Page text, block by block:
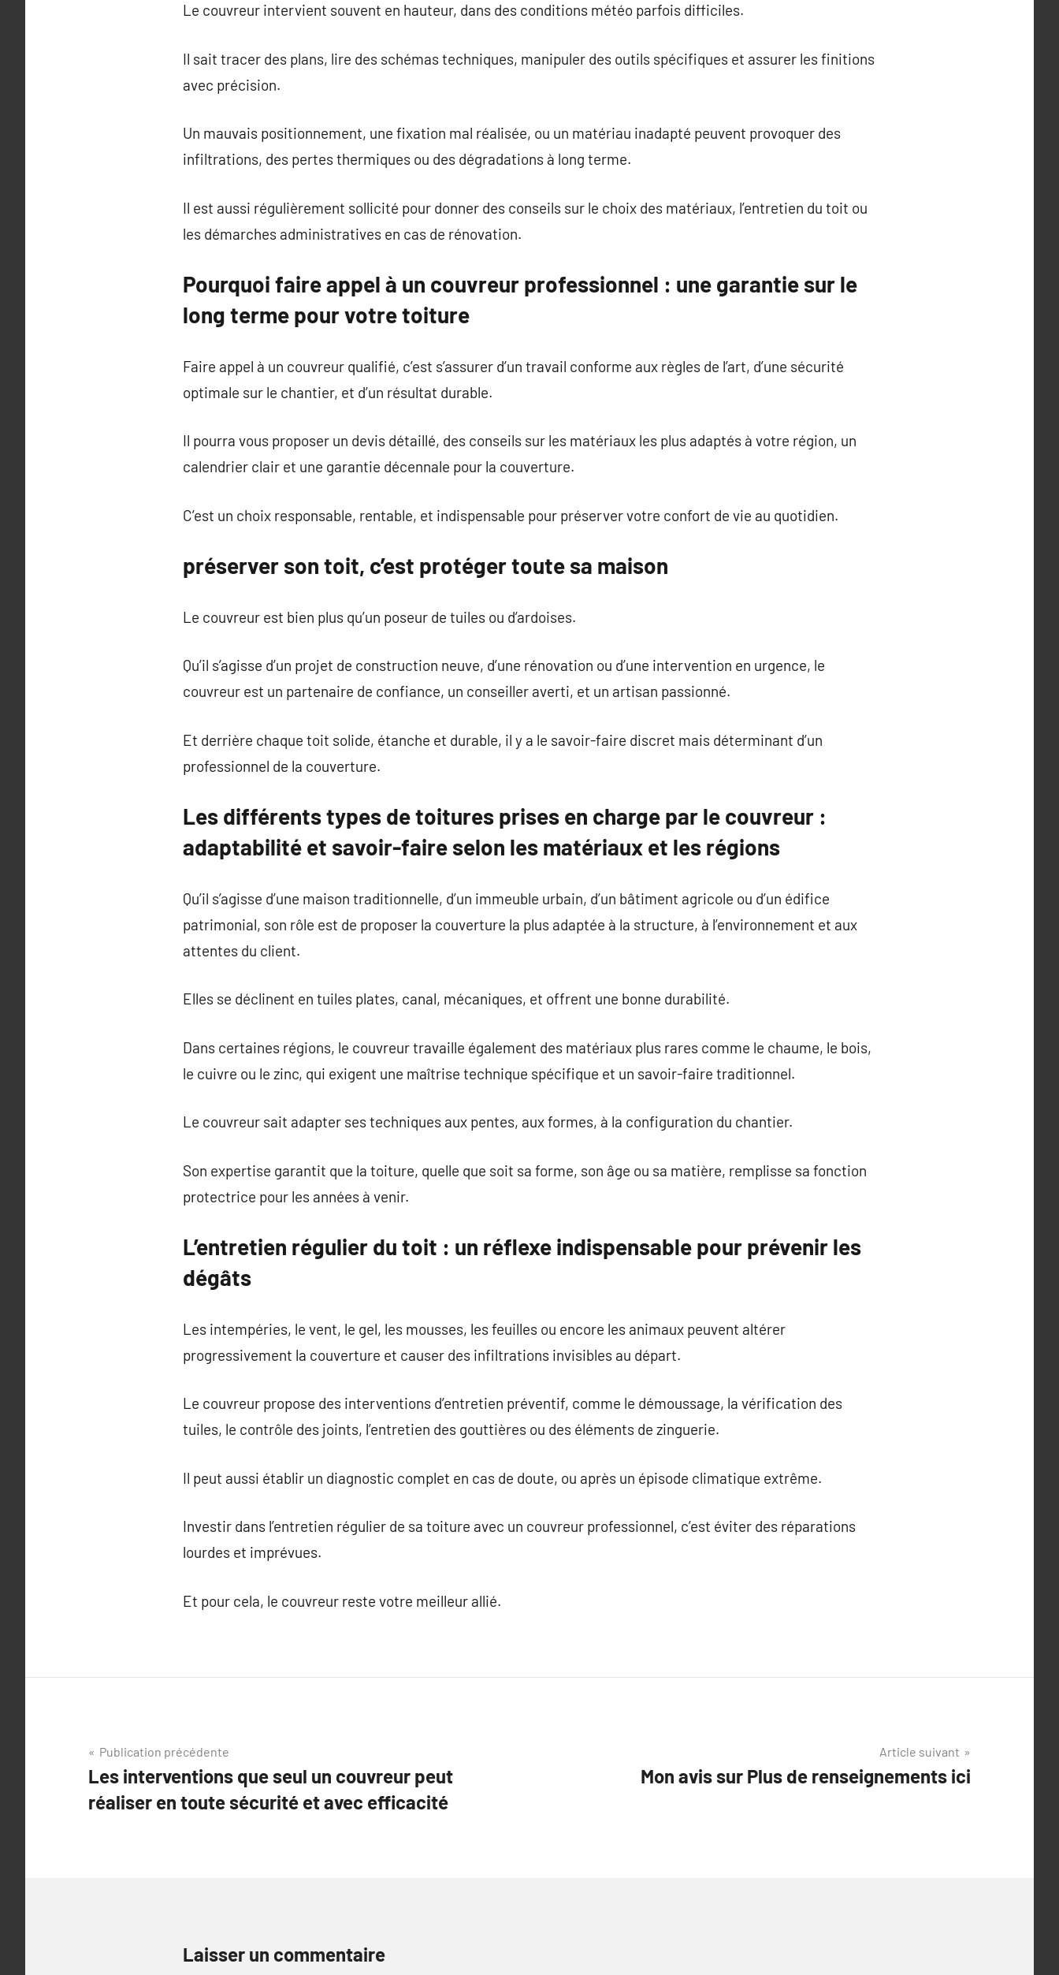
Le couvreur intervient souvent en hauteur, dans des conditions météo parfois difficiles.
Il sait tracer des plans, lire des schémas techniques, manipuler des outils spécifiques et assurer les finitions
avec précision.
Un mauvais positionnement, une fixation mal réalisée, ou un matériau inadapté peuvent provoquer des
infiltrations, des pertes thermiques ou des dégradations à long terme.
Il est aussi régulièrement sollicité pour donner des conseils sur le choix des matériaux, l’entretien du toit ou
les démarches administratives en cas de rénovation.
Pourquoi faire appel à un couvreur professionnel : une garantie sur le
long terme pour votre toiture
Faire appel à un couvreur qualifié, c’est s’assurer d’un travail conforme aux règles de l’art, d’une sécurité
optimale sur le chantier, et d’un résultat durable.
Il pourra vous proposer un devis détaillé, des conseils sur les matériaux les plus adaptés à votre région, un
calendrier clair et une garantie décennale pour la couverture.
C’est un choix responsable, rentable, et indispensable pour préserver votre confort de vie au quotidien.
préserver son toit, c’est protéger toute sa maison
Le couvreur est bien plus qu’un poseur de tuiles ou d’ardoises.
Qu’il s’agisse d’un projet de construction neuve, d’une rénovation ou d’une intervention en urgence, le
couvreur est un partenaire de confiance, un conseiller averti, et un artisan passionné.
Et derrière chaque toit solide, étanche et durable, il y a le savoir-faire discret mais déterminant d’un
professionnel de la couverture.
Les différents types de toitures prises en charge par le couvreur :
adaptabilité et savoir-faire selon les matériaux et les régions
Qu’il s’agisse d’une maison traditionnelle, d’un immeuble urbain, d’un bâtiment agricole ou d’un édifice
patrimonial, son rôle est de proposer la couverture la plus adaptée à la structure, à l’environnement et aux
attentes du client.
Elles se déclinent en tuiles plates, canal, mécaniques, et offrent une bonne durabilité.
Dans certaines régions, le couvreur travaille également des matériaux plus rares comme le chaume, le bois,
le cuivre ou le zinc, qui exigent une maîtrise technique spécifique et un savoir-faire traditionnel.
Le couvreur sait adapter ses techniques aux pentes, aux formes, à la configuration du chantier.
Son expertise garantit que la toiture, quelle que soit sa forme, son âge ou sa matière, remplisse sa fonction
protectrice pour les années à venir.
L’entretien régulier du toit : un réflexe indispensable pour prévenir les
dégâts
Les intempéries, le vent, le gel, les mousses, les feuilles ou encore les animaux peuvent altérer
progressivement la couverture et causer des infiltrations invisibles au départ.
Le couvreur propose des interventions d’entretien préventif, comme le démoussage, la vérification des
tuiles, le contrôle des joints, l’entretien des gouttières ou des éléments de zinguerie.
Il peut aussi établir un diagnostic complet en cas de doute, ou après un épisode climatique extrême.
Investir dans l’entretien régulier de sa toiture avec un couvreur professionnel, c’est éviter des réparations
lourdes et imprévues.
Et pour cela, le couvreur reste votre meilleur allié.
Navigation
de
l’article
Publication précédente
Les interventions que seul un couvreur peut
réaliser en toute sécurité et avec efficacité
Article suivant
Mon avis sur Plus de renseignements ici
Laisser un commentaire